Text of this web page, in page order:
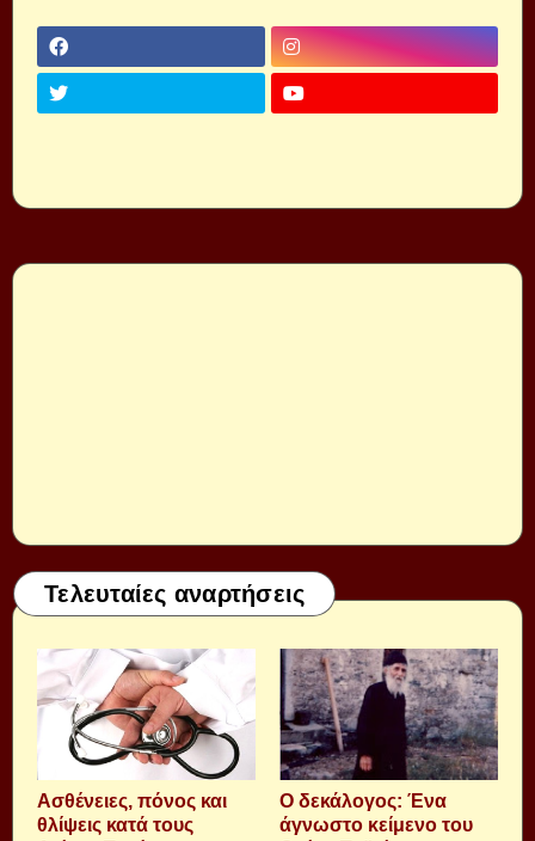
Τελευταίες αναρτήσεις
Aσθένειες, πόνος και
θλίψεις κατά τους
Ο δεκάλογος: Ένα
άγνωστο κείμενο του